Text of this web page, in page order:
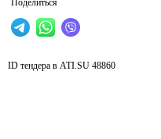
Поделиться
ID тендера в ATI.SU 48860